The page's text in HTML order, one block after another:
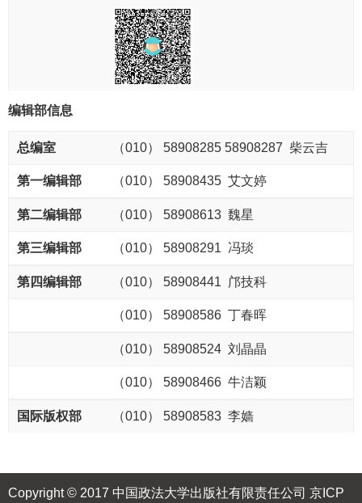
编辑部信息
（010） 58908285 58908287 柴云吉
（010） 58908435 艾文婷
（010） 58908613 魏星
（010） 58908291 冯琰
（010） 58908441 邝技科
（010） 58908586 丁春晖
（010） 58908524 刘晶晶
（010） 58908466 牛洁颖
（010） 58908583 李嫱
Copyright © 2017 中国政法大学出版社有限责任公司 京ICP